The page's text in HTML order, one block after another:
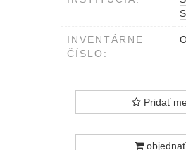
INVENTÁRNE
ČÍSLO:
Pridať